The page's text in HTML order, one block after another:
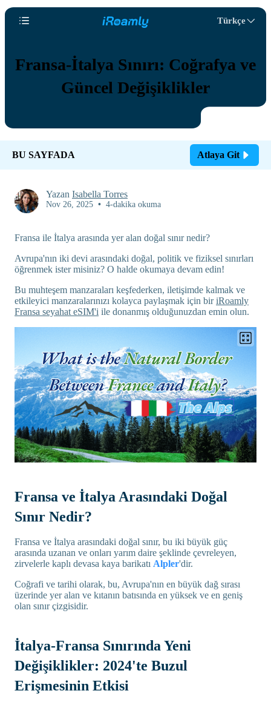
Türkçe
Fransa-İtalya Sınırı: Coğrafya ve
Güncel Değişiklikler
BU SAYFADA Atlaya Git
Yazan Isabella Torres
Nov 26, 2025 • 4-dakika okuma
Fransa ile İtalya arasında yer alan doğal sınır nedir?
Avrupa'nın iki devi arasındaki doğal, politik ve fiziksel sınırları
öğrenmek ister misiniz? O halde okumaya devam edin!
Bu muhteşem manzaraları keşfederken, iletişimde kalmak ve
etkileyici manzaralarınızı kolayca paylaşmak için biriRoamly
Fransa seyahat eSIM'i ile donanmış olduğunuzdan emin olun.
Fransa ve İtalya Arasındaki Doğal
Sınır Nedir?
Fransa ve İtalya arasındaki doğal sınır, bu iki büyük güç
arasında uzanan ve onları yarım daire şeklinde çevreleyen,
zirvelerle kaplı devasa kaya barikatı Alpler'dir.
Coğrafi ve tarihi olarak, bu, Avrupa'nın en büyük dağ sırası
üzerinde yer alan ve kıtanın batısında en yüksek ve en geniş
olan sınır çizgisidir.
İtalya-Fransa Sınırında Yeni
Değişiklikler: 2024'te Buzul
Erişmesinin Etkisi